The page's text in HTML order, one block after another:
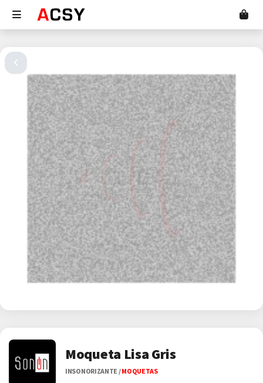
Moqueta Lisa Gris
INSONORIZANTE /MOQUETAS